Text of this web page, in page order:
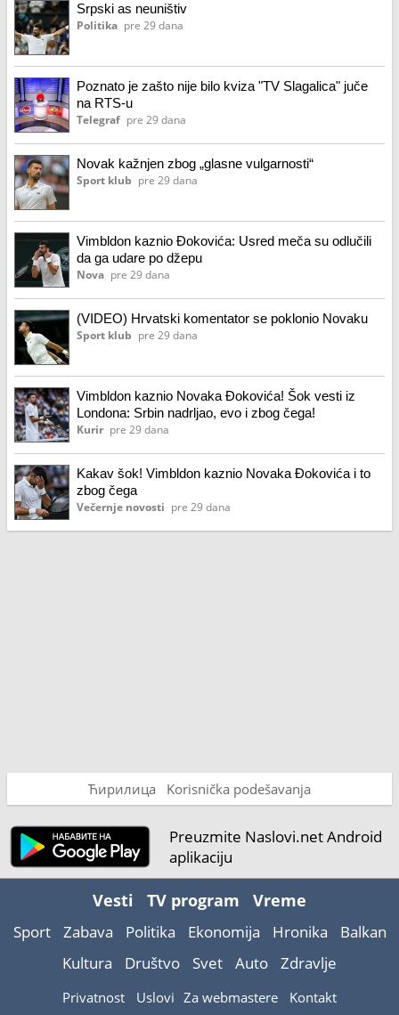
Srpski as neuništiv
Politika pre 29 dana
Poznato je zašto nije bilo kviza "TV Slagalica" juče
na RTS-u
Telegraf pre 29 dana
Novak kažnjen zbog „glasne vulgarnosti“
Sport klub pre 29 dana
Vimbldon kaznio Đokovića: Usred meča su odlučili
da ga udare po džepu
Nova pre 29 dana
(VIDEO) Hrvatski komentator se poklonio Novaku
Sport klub pre 29 dana
Vimbldon kaznio Novaka Đokovića! Šok vesti iz
Londona: Srbin nadrljao, evo i zbog čega!
Kurir pre 29 dana
Kakav šok! Vimbldon kaznio Novaka Đokovića i to
zbog čega
Večernje novosti pre 29 dana
Ћирилица Korisnička podešavanja
Preuzmite Naslovi.net Android
aplikaciju
Vesti TV program Vreme
Sport Zabava Politika Ekonomija Hronika
Balkan
Kultura
Društvo Svet Auto Zdravlje
Privatnost Uslovi Za webmastere Kontakt